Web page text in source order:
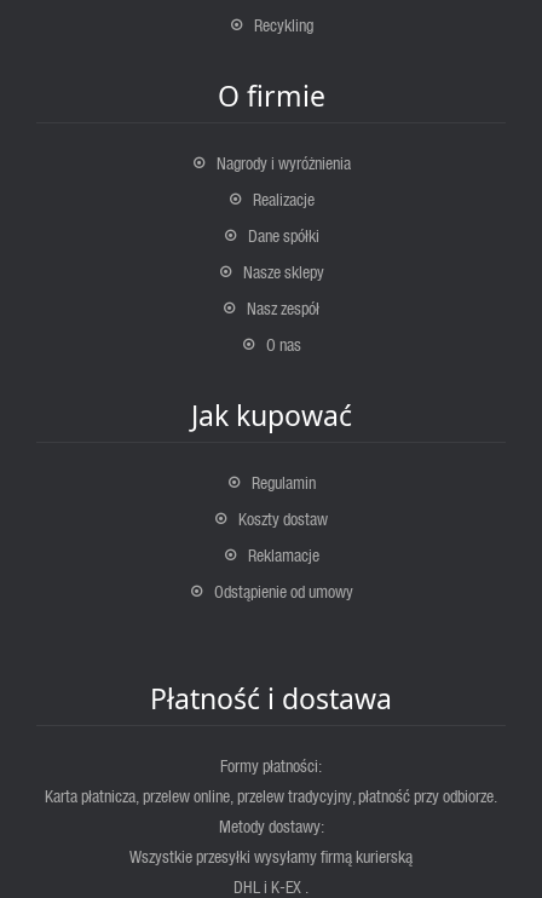
Recykling
O firmie
Nagrody i wyróżnienia
Realizacje
Dane spółki
Nasze sklepy
Nasz zespół
O nas
Jak kupować
Regulamin
Koszty dostaw
Reklamacje
Odstąpienie od umowy
Płatność i dostawa
Formy płatności:
Karta płatnicza, przelew online, przelew tradycyjny, płatność przy odbiorze.
Metody dostawy:
Wszystkie przesyłki wysyłamy firmą kurierską
DHL i K-EX .